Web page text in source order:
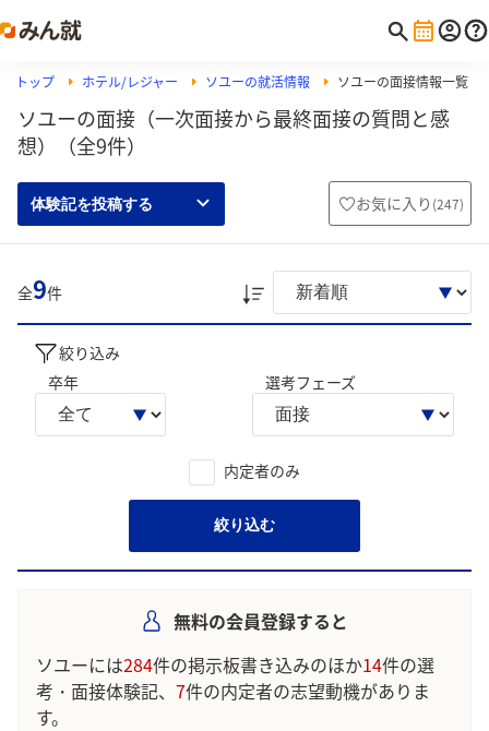
トップ ホテル/レジャー ソユーの就活情報 ソユーの面接情報一覧
ソユーの面接（一次面接から最終面接の質問と感
想）（全9件）
体験記を投稿する お気に入り (247)
全9件
絞り込み
卒年
選考フェーズ
内定者のみ
絞り込む
無料の会員登録すると
ソユーには284件の掲示板書き込みのほか14件の選
考・面接体験記、 7件の内定者の志望動機がありま
す。